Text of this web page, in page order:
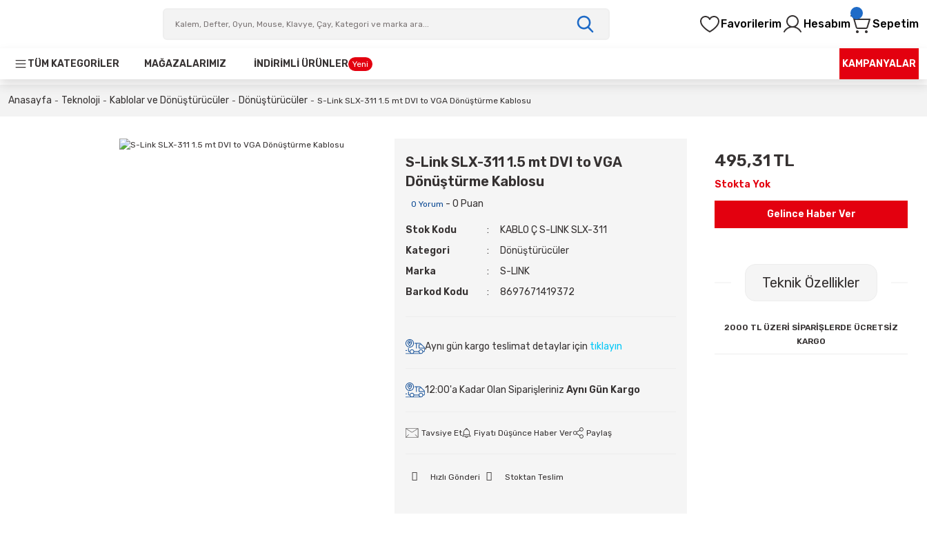
Favorilerim Hesabım Sepetim
TÜM KATEGORİLER MAĞAZALARIMIZ İNDİRİMLİ ÜRÜNLER Yeni KAMPANYALAR
Anasayfa Teknoloji Kablolar ve Dönüştürücüler Dönüştürücüler S-Link SLX-311 1.5 mt DVI to VGA Dönüştürme Kablosu
S-Link SLX-311 1.5 mt DVI to VGA
Dönüştürme Kablosu
0 Yorum - 0 Puan
Stok Kodu
KABLO Ç S-LINK SLX-311
Kategori
Dönüştürücüler
Marka
S-LINK
Barkod Kodu
8697671419372
Aynı gün kargo teslimat detaylar için tıklayın
12:00'a Kadar Olan Siparişleriniz Aynı Gün Kargo
Tavsiye Et Fiyatı Düşünce Haber Ver Paylaş
Hızlı Gönderi Stoktan Teslim
495,31 TL
Stokta Yok
Gelince Haber Ver
Teknik Özellikler
2000 TL ÜZERİ SİPARİŞLERDE ÜCRETSİZ
KARGO